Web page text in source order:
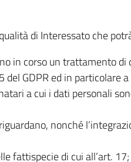
di Interessato che
in corso un trattamento di
GDPR ed in
a cui i dati personali
nonché
fattispecie di cui all’art. 17;